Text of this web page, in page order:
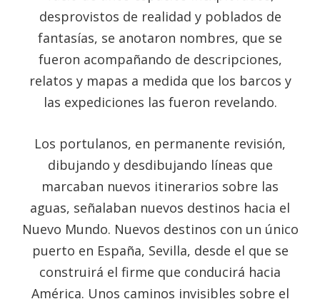
desprovistos de realidad y poblados de
fantasías, se anotaron nombres, que se
fueron acompañando de descripciones,
relatos y mapas a medida que los barcos y
las expediciones las fueron revelando.
Los portulanos, en permanente revisión,
dibujando y desdibujando líneas que
marcaban nuevos itinerarios sobre las
aguas, señalaban nuevos destinos hacia el
Nuevo Mundo. Nuevos destinos con un único
puerto en España, Sevilla, desde el que se
construirá el firme que conducirá hacia
América. Unos caminos invisibles sobre el